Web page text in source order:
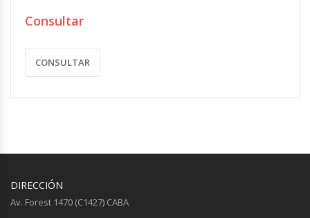
Consultar
CONSULTAR
DIRECCIÓN
Av. Forest 1470 (C1427) CABA